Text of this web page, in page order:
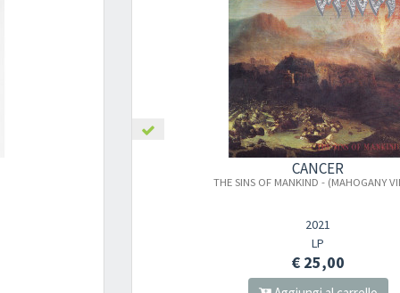
THE SINS OF MANKIND - (MAHOGANY VINYL ) ×